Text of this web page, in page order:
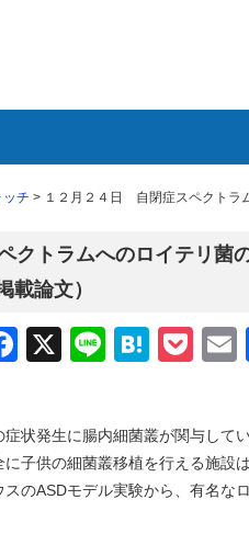
チ > １２月２４日 自閉症スペクトラ
クトラムへのロイテリ菌
論文）
Facebook
X Line
状発生に腸内細菌叢が関与して
子供の細菌叢移植を行える施設
のASDモデル実験から、有名な